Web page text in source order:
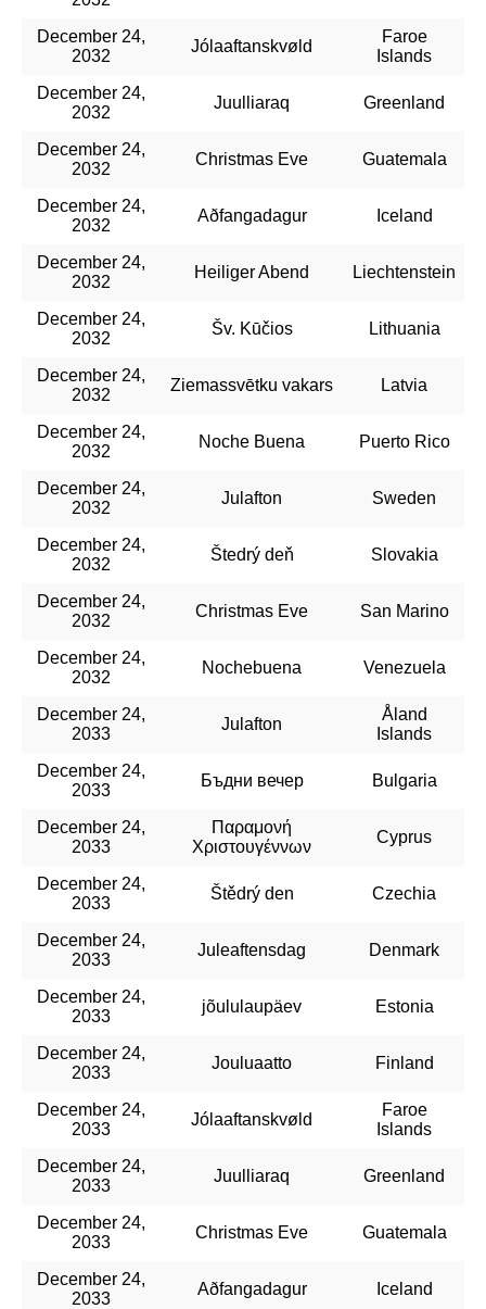
December 24,
2032
Jólaaftanskvøld
Faroe
Islands
December 24,
2032
Juulliaraq Greenland
December 24,
2032
Christmas Eve Guatemala
December 24,
2032
Aðfangadagur Iceland
December 24,
2032
Heiliger Abend Liechtenstein
December 24,
2032
Šv. Kūčios Lithuania
December 24,
2032
Ziemassvētku vakars Latvia
December 24,
2032
Noche Buena Puerto Rico
December 24,
2032
Julafton Sweden
December 24,
2032
Štedrý deň Slovakia
December 24,
2032
Christmas Eve San Marino
December 24,
2032
Nochebuena Venezuela
December 24,
2033
Julafton
Åland
Islands
December 24,
2033
Бъдни вечер Bulgaria
December 24,
2033
Παραμονή
Χριστουγέννων
Cyprus
December 24,
2033
Štědrý den Czechia
December 24,
2033
Juleaftensdag Denmark
December 24,
2033
jõululaupäev Estonia
December 24,
2033
Jouluaatto Finland
December 24,
2033
Jólaaftanskvøld
Faroe
Islands
December 24,
2033
Juulliaraq Greenland
December 24,
2033
Christmas Eve Guatemala
December 24,
2033
Aðfangadagur Iceland